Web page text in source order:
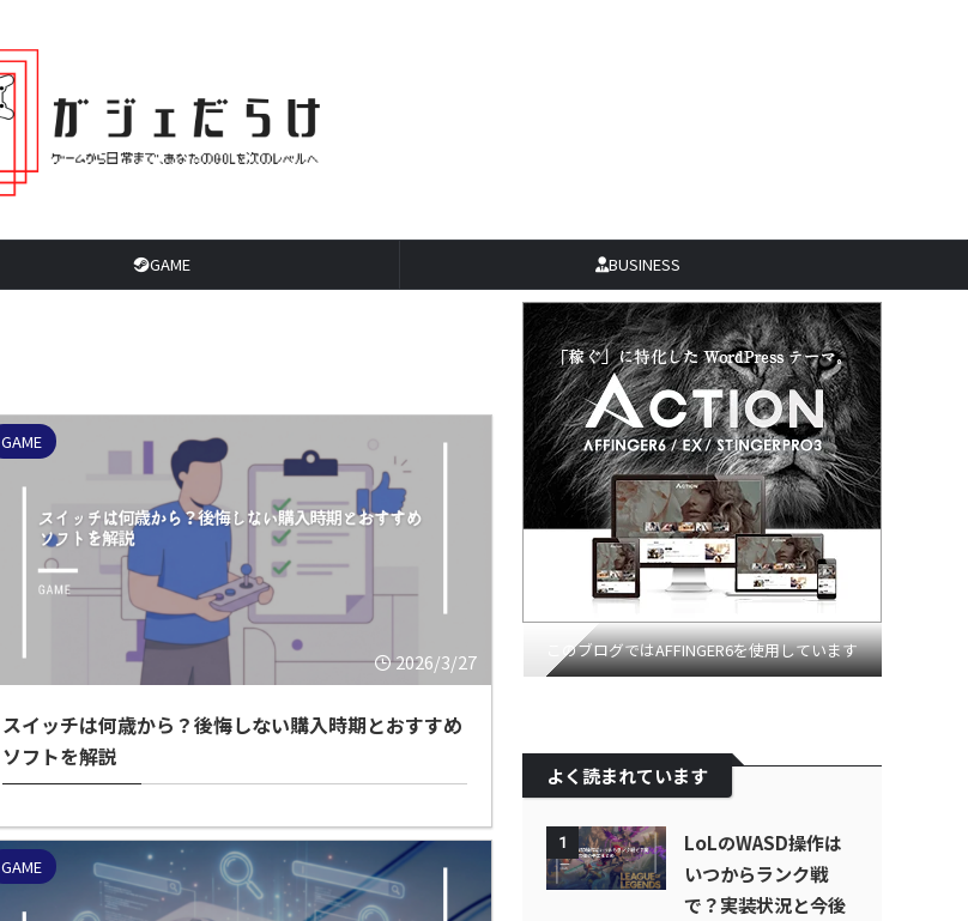
GAME BUSINESS
2026/3/27
GAME
スイッチは何歳から？後悔しない購入時期とおすすめ
ソフトを解説
GAME
このブログではAFFINGER6を使用しています
よく読まれています
1
LoLのWASD操作は
いつからランク戦
で？実装状況と今後